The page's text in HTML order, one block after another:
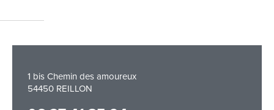
1 bis Chemin des amoureux
54450 REILLON
Téléphone